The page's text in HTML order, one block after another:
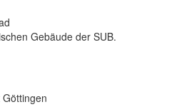
Gebäude der SUB.